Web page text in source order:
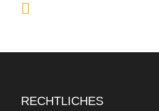
n
RECHTLICHES